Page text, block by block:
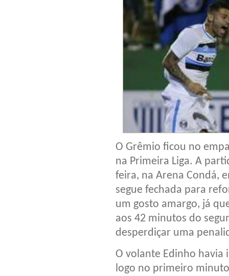
O Grêmio ficou no
na Primeira Liga. A
feira, na Arena Condá,
segue fechada para
um gosto amargo, já
aos 42 minutos do
desperdiçar uma
O volante Edinho havia
logo no primeiro